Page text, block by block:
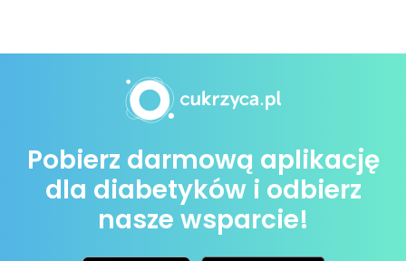
Pobierz darmową aplikację
dla diabetyków i odbierz
nasze wsparcie!